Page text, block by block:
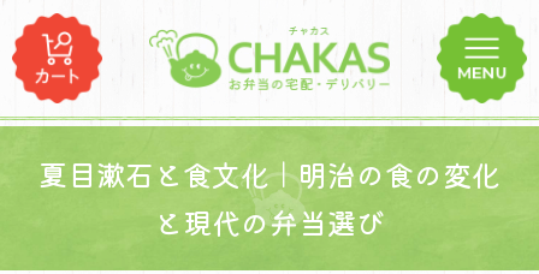
ン
テ
ツ
夏目漱石と食文化｜明治の食の変化
と現代の弁当選び